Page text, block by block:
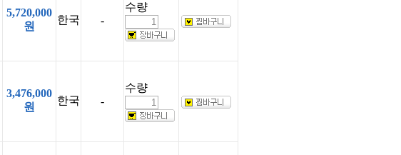
5,720,000
원
한국 -
수량
3,476,000
원
한국 -
수량